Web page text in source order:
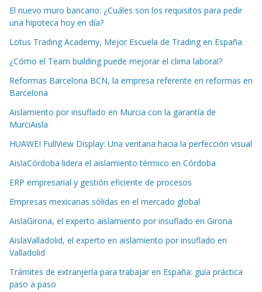
El nuevo muro bancario: ¿Cuáles son los requisitos para pedir
una hipoteca hoy en día?
Lotus Trading Academy, Mejor Escuela de Trading en España
¿Cómo el Team building puede mejorar el clima laboral?
Reformas Barcelona BCN, la empresa referente en reformas en
Barcelona
Aislamiento por insuflado en Murcia con la garantía de
MurciAisla
HUAWEI FullView Display: Una ventana hacia la perfección visual
AislaCórdoba lidera el aislamiento térmico en Córdoba
ERP empresarial y gestión eficiente de procesos
Empresas mexicanas sólidas en el mercado global
AislaGirona, el experto aislamiento por insuflado en Girona
AislaValladolid, el experto en aislamiento por insuflado en
Valladolid
Trámites de extranjería para trabajar en España: guía práctica
paso a paso